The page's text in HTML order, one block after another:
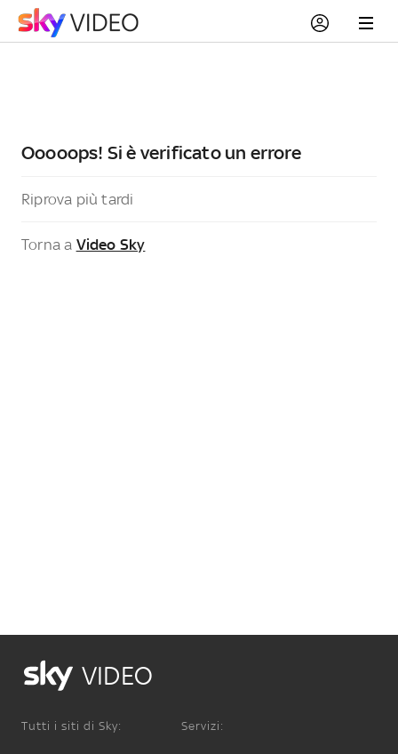
Ooooops! Si è verificato un errore
Riprova più tardi
Torna a Video Sky
VIDEO
Tutti i siti di Sky: Servizi: